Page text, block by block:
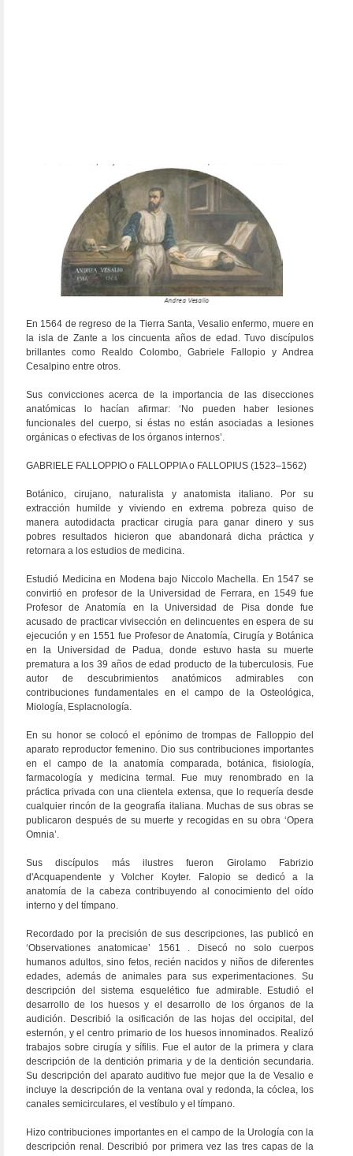
En 1564 de regreso de la Tierra Santa, Vesalio enfermo, muere en
la isla de Zante a los cincuenta años de edad. Tuvo discípulos
brillantes como Realdo Colombo, Gabriele Fallopio y Andrea
Cesalpino entre otros.
Sus convicciones acerca de la importancia de las disecciones
anatómicas lo hacían afirmar: ‘No pueden haber lesiones
funcionales del cuerpo, si éstas no están asociadas a lesiones
orgánicas o efectivas de los órganos internos’.
GABRIELE FALLOPPIO o FALLOPPIA o FALLOPIUS (1523–1562)
Botánico, cirujano, naturalista y anatomista italiano. Por su
extracción humilde y viviendo en extrema pobreza quiso de
manera autodidacta practicar cirugía para ganar dinero y sus
pobres resultados hicieron que abandonará dicha práctica y
retornara a los estudios de medicina.
Estudió Medicina en Modena bajo Niccolo Machella. En 1547 se
convirtió en profesor de la Universidad de Ferrara, en 1549 fue
Profesor de Anatomía en la Universidad de Pisa donde fue
acusado de practicar vivisección en delincuentes en espera de su
ejecución y en 1551 fue Profesor de Anatomía, Cirugía y Botánica
en la Universidad de Padua, donde estuvo hasta su muerte
prematura a los 39 años de edad producto de la tuberculosis. Fue
autor de descubrimientos anatómicos admirables con
contribuciones fundamentales en el campo de la Osteológica,
Miología, Esplacnología.
En su honor se colocó el epónimo de trompas de Falloppio del
aparato reproductor femenino. Dio sus contribuciones importantes
en el campo de la anatomía comparada, botánica, fisiología,
farmacología y medicina termal. Fue muy renombrado en la
práctica privada con una clientela extensa, que lo requería desde
cualquier rincón de la geografía italiana. Muchas de sus obras se
publicaron después de su muerte y recogidas en su obra ‘Opera
Omnia’.
Sus discípulos más ilustres fueron Girolamo Fabrizio
d'Acquapendente y Volcher Koyter. Falopio se dedicó a la
anatomía de la cabeza contribuyendo al conocimiento del oído
interno y del tímpano.
Recordado por la precisión de sus descripciones, las publicó en
‘Observationes anatomicae’ 1561 . Disecó no solo cuerpos
humanos adultos, sino fetos, recién nacidos y niños de diferentes
edades, además de animales para sus experimentaciones. Su
descripción del sistema esquelético fue admirable. Estudió el
desarrollo de los huesos y el desarrollo de los órganos de la
audición. Describió la osificación de las hojas del occipital, del
esternón, y el centro primario de los huesos innominados. Realizó
trabajos sobre cirugía y sífilis. Fue el autor de la primera y clara
descripción de la dentición primaria y de la dentición secundaria.
Su descripción del aparato auditivo fue mejor que la de Vesalio e
incluye la descripción de la ventana oval y redonda, la cóclea, los
canales semicirculares, el vestíbulo y el tímpano.
Hizo contribuciones importantes en el campo de la Urología con la
descripción renal. Describió por primera vez las tres capas de la